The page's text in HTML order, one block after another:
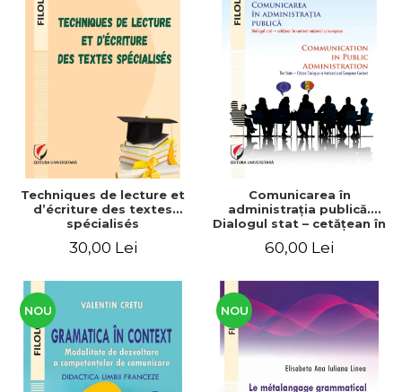
Techniques de lecture et
d’écriture des textes
spécialisés
30,00 Lei
Comunicarea în
administraţia publică.
Dialogul stat – cetăţean în
european / Communication
The state-citizen dialogue
in national and European
context
60,00 Lei
NOU NOU